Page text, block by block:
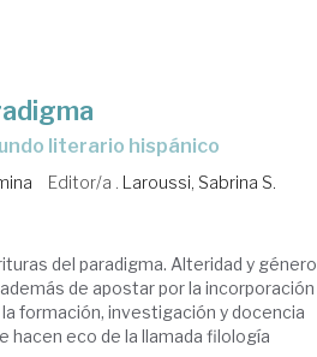
literario hispánico
Editor/a . Laroussi, Sabrina S.
del paradigma. Alteridad y género
de apostar por la incorporación
formación, investigación y docencia
hacen eco de la llamada filología